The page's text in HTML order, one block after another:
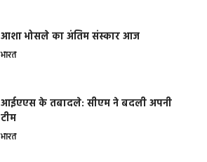
आशा भोसले का अंतिम संस्कार आज
भारत
आईएएस के तबादले: सीएम ने बदली अपनी
टीम
भारत